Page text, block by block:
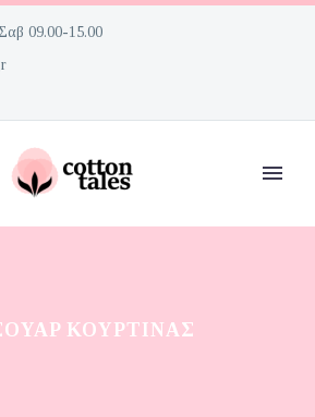
09.00-15.00
ΚΟΥΡΤΊΝΑΣ